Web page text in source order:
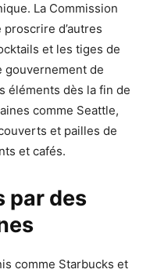
La Commission
d’autres
et les tiges de
gouvernement de
éléments dès la fin de
comme Seattle,
et pailles de
et cafés.
par des
comme Starbucks et